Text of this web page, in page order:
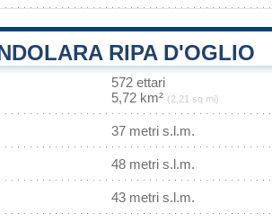
RIPA D'OGLIO
572 ettari
5,72 km² (2,21 sq mi)
37 metri s.l.m.
48 metri s.l.m.
43 metri s.l.m.